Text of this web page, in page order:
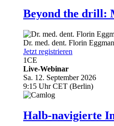
Beyond the drill:
Dr. med. dent. Florin
Jetzt registrieren
1CE
Live-Webinar
Sa. 12. September 2026
9:15 Uhr CET (Berlin)
Halb-navigierte